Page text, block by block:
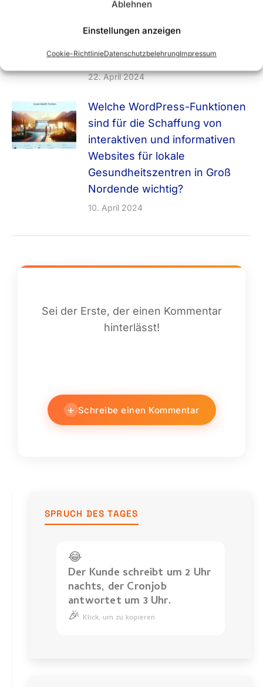
Ablehnen
Einstellungen anzeigen
Cookie-RichtlinieDatenschutzbelehrungImpressum
Bokholt-Hanredder durch die
Implementierung von digitalen
Touren verbessert werden?
22. April 2024
Welche WordPress-Funktionen
sind für die Schaffung von
interaktiven und informativen
Websites für lokale
Gesundheitszentren in Groß
Nordende wichtig?
10. April 2024
Sei der Erste, der einen Kommentar
hinterlässt!
+ Schreibe einen Kommentar
SPRUCH DES TAGES
😂
Der Kunde schreibt um 2 Uhr
nachts, der Cronjob
antwortet um 3 Uhr.
🎉 Klick, um zu kopieren